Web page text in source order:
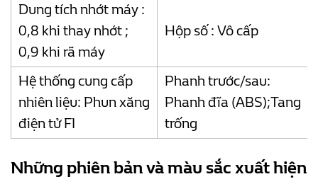
Dung tích nhớt máy :
0,8 khi thay nhớt ;
0,9 khi rã máy
Hộp số : Vô cấp
Hệ thống cung cấp
nhiên liệu: Phun xăng
điện tử FI
Phanh trước/sau:
Phanh đĩa (ABS);Tang
trống
Những phiên bản và màu sắc xuất hiện